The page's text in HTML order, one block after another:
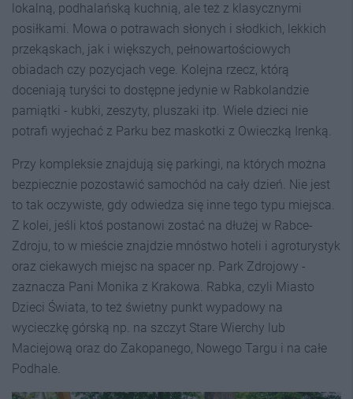
lokalną, podhalańską kuchnią, ale też z klasycznymi
posiłkami. Mowa o potrawach słonych i słodkich, lekkich
przekąskach, jak i większych, pełnowartościowych
obiadach czy pozycjach vege. Kolejna rzecz, którą
doceniają turyści to dostępne jedynie w Rabkolandzie
pamiątki - kubki, zeszyty, pluszaki itp. Wiele dzieci nie
potrafi wyjechać z Parku bez maskotki z Owieczką Irenką.
Przy kompleksie znajdują się parkingi, na których można
bezpiecznie pozostawić samochód na cały dzień. Nie jest
to tak oczywiste, gdy odwiedza się inne tego typu miejsca.
Z kolei, jeśli ktoś postanowi zostać na dłużej w Rabce-
Zdroju, to w mieście znajdzie mnóstwo hoteli i agroturystyk
oraz ciekawych miejsc na spacer np. Park Zdrojowy -
zaznacza Pani Monika z Krakowa. Rabka, czyli Miasto
Dzieci Świata, to też świetny punkt wypadowy na
wycieczkę górską np. na szczyt Stare Wierchy lub
Maciejową oraz do Zakopanego, Nowego Targu i na całe
Podhale.